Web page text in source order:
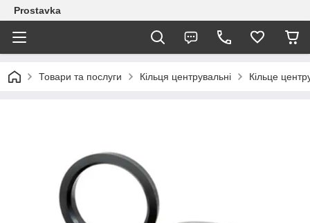
Prostavka
Товари та послуги Кільця центрувальні Кільце